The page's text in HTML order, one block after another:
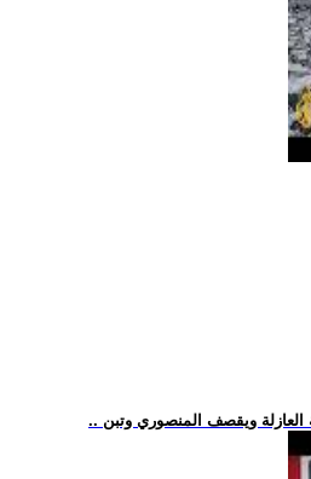
العازلة ويقصف المنصوري وتبن